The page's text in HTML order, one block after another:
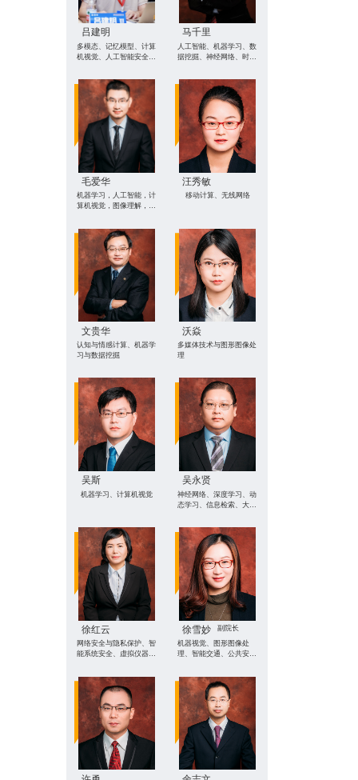
吕建明
多模态、记忆模型、计算
机视觉、人工智能安全、
马千里
人工智能、机器学习、数
据挖掘、神经网络、时序
毛爱华
机器学习，人工智能，计
算机视觉，图像理解，点
汪秀敏
移动计算、无线网络
文贵华
认知与情感计算、机器学
习与数据挖掘
沃焱
多媒体技术与图形图像处
理
吴斯
机器学习、计算机视觉
吴永贤
神经网络、深度学习、动
态学习、信息检索、大数
徐红云
网络安全与隐私保护、智
能系统安全、虚拟仪器技
徐雪妙
副院长
机器视觉、图形图像处
理、智能交通、公共安全